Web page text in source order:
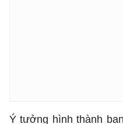
Ý tưởng hình thành